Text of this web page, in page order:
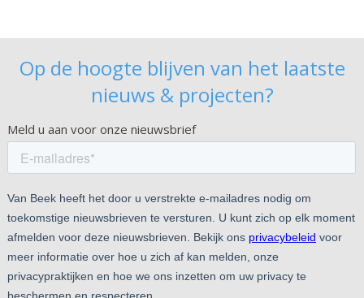
Op de hoogte blijven van het laatste
nieuws & projecten?
Meld u aan voor onze nieuwsbrief